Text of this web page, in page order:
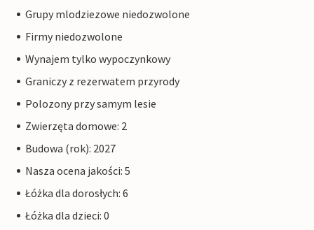
Grupy mlodziezowe niedozwolone
Firmy niedozwolone
Wynajem tylko wypoczynkowy
Graniczy z rezerwatem przyrody
Polozony przy samym lesie
Zwierzęta domowe: 2
Budowa (rok): 2027
Nasza ocena jakości: 5
Łóżka dla dorosłych: 6
Łóżka dla dzieci: 0